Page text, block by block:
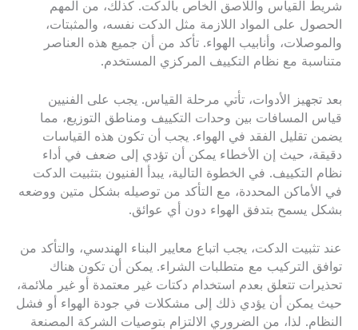
شريط القياس واللاصق الخاص بالدكت. كذلك، من المهم
الحصول على المواد اللازمة مثل الدكت نفسه، والمثبتات،
والموصلات، وأنابيب الهواء. تأكد من أن جميع هذه العناصر
متناسبة مع نظام التكييف المركزي المستخدم.
بعد تجهيز الأدوات، تأتي مرحلة القياس. يجب على الفنيين
قياس المسافات بين وحدات التكييف ومناطق التوزيع، مما
يضمن تقليل الفقد في الهواء. يجب أن تكون هذه القياسات
دقيقة، حيث إن الأخطاء يمكن أن تؤدي إلى ضعف في أداء
نظام التكييف. في الخطوة التالية، يبدأ الفنيون بتثبيت الدكت
في الأماكن المحددة، مع التأكد من توصيله بشكل متين ووضعه
بشكل يسمح بتدفق الهواء دون أي عوائق.
عند تثبيت الدكت، يجب اتباع معايير البناء الهندسي، والتأكد من
توافق التركيب مع متطلبات الشراء. يمكن أن تكون هناك
تحذيرات تتعلق بعدم استخدام دكتات غير معتمدة أو غير ملائمة،
حيث يمكن أن يؤدي ذلك إلى مشكلات في جودة الهواء أو فشل
النظام. لذا، من الضروري الالتزام بتوصيات الشركة المصنعة